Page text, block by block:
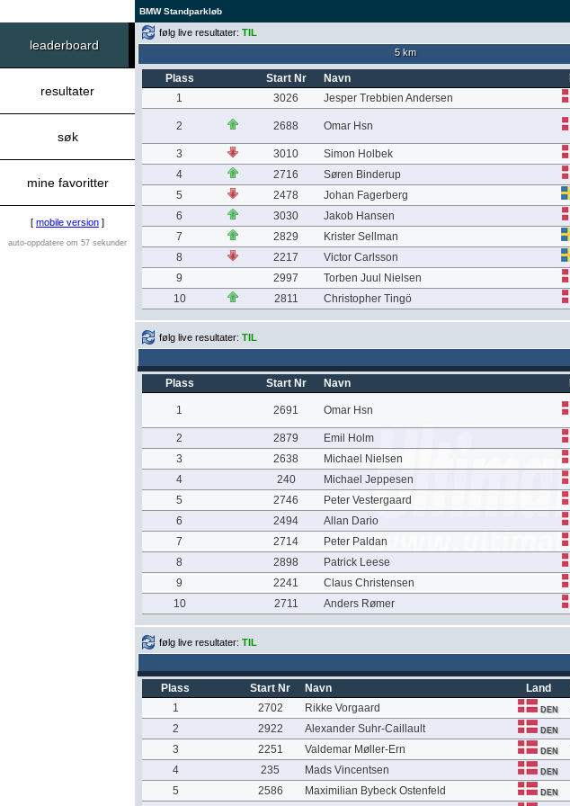
BMW Standparkløb
leaderboard
resultater
søk
mine favoritter
[ mobile version ]
auto-oppdatere om 57 sekunder
følg live resultater: TIL
5 km
Plass Start Nr Navn
1
3026 Jesper Trebbien Andersen
2 2688 Omar Hsn
3 3010 Simon Holbek
4
2716 Søren Binderup
5
2478 Johan Fagerberg
6
3030 Jakob Hansen
7
2829 Krister Sellman
8
2217 Victor Carlsson
9
2997 Torben Juul Nielsen
10
2811 Christopher Tingö
følg live resultater: TIL
Plass Start Nr Navn
1 2691 Omar Hsn
2 2879 Emil Holm
3
2638 Michael Nielsen
4
240 Michael Jeppesen
5
2746 Peter Vestergaard
6
2494 Allan Dario
7
2714 Peter Paldan
8
2898 Patrick Leese
9
2241 Claus Christensen
10
2711 Anders Rømer
følg live resultater: TIL
Plass Start Nr Navn Land
1
2702 Rikke Vorgaard DEN
2
2922 Alexander Suhr-Caillault DEN
3
2251 Valdemar Møller-Ern DEN
4
235 Mads Vincentsen DEN
5
2586 Maximilian Bybeck Ostenfeld DEN